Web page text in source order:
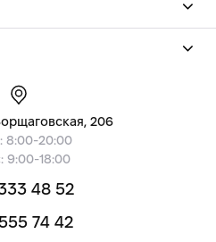
206
8:00-20:00
9:00-18:00
48 52
74 42